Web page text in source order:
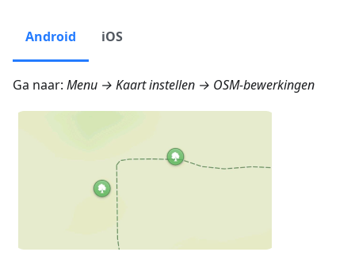
Android iOS
Ga naar: Menu → Kaart instellen → OSM-bewerkingen